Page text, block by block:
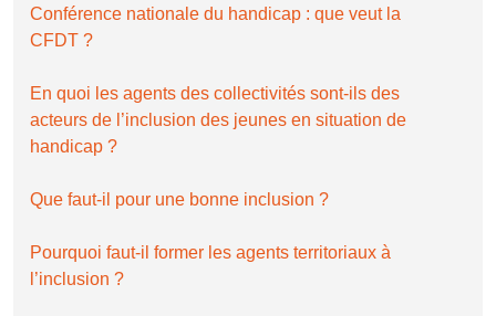
Conférence nationale du handicap : que veut la
CFDT ?
En quoi les agents des collectivités sont-ils des
acteurs de l’inclusion des jeunes en situation de
handicap ?
Que faut-il pour une bonne inclusion ?
Pourquoi faut-il former les agents territoriaux à
l’inclusion ?